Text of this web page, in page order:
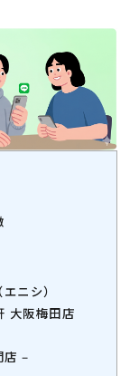
ニシ）
大阪梅田店
店 ‒